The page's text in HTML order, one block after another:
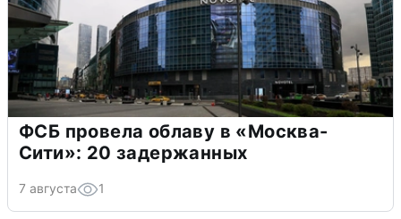
ФСБ провела облаву в «Москва-
Сити»: 20 задержанных
7 августа 1